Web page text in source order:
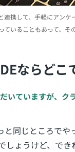
携して、手軽にアンケ
ていることもあって、そ
ならどこ
ていますが、ク
同じところで
しょうけど、で